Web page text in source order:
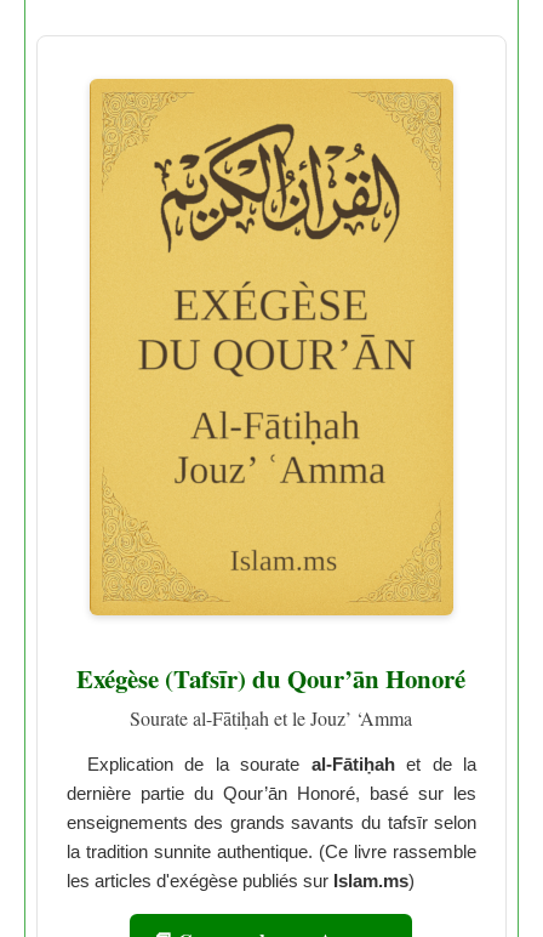
Exégèse (Tafsīr) du Qour’ān Honoré
Sourate al-Fātiḥah et le Jouz’ ‘Amma
Explication de la sourate al-Fātiḥahet de la
dernière partie du Qour’ān Honoré, basé sur les
enseignements des grands savants du tafsīr selon
la tradition sunnite authentique. (Ce livre rassemble
les articles d'exégèse publiés sur Islam.ms)